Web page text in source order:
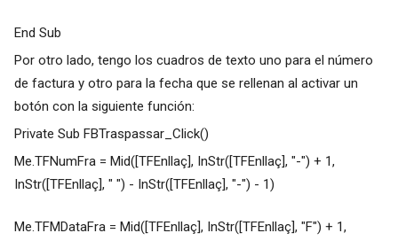
End Sub
Por otro lado, tengo los cuadros de texto uno para el número
de factura y otro para la fecha que se rellenan al activar un
botón con la siguiente función:
Private Sub FBTraspassar_Click()
Me.TFNumFra = Mid([TFEnllaç], InStr([TFEnllaç], "-") + 1,
InStr([TFEnllaç], " ") - InStr([TFEnllaç], "-") - 1)
Me.TFMDataFra = Mid([TFEnllaç], InStr([TFEnllaç], "F") + 1,